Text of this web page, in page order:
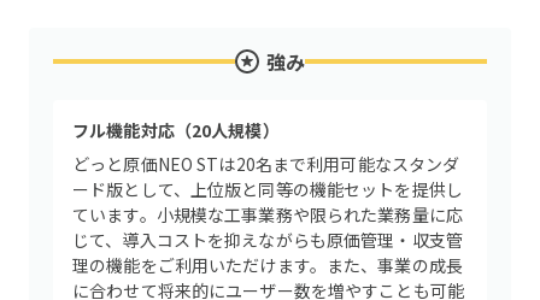
強み
フル機能対応（20人規模）
どっと原価NEO STは20名まで利用可能なスタンダ
ード版として、上位版と同等の機能セットを提供し
ています。小規模な工事業務や限られた業務量に応
じて、導入コストを抑えながらも原価管理・収支管
理の機能をご利用いただけます。また、事業の成長
に合わせて将来的にユーザー数を増やすことも可能